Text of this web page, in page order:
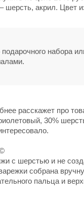
шерсть, акрил. Цвет
набора
расскажет про
30%
с шерстью и не
собрана
пальца и